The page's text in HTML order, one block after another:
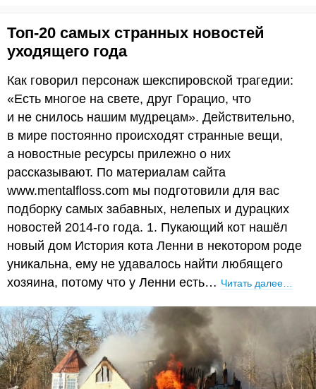
Топ-20 самых странных новостей
уходящего года
Как говорил персонаж шекспировской трагедии:
«Есть многое на свете, друг Горацио, что
и не снилось нашим мудрецам». Действительно,
в мире постоянно происходят странные вещи,
а новостные ресурсы прилежно о них
рассказывают. По материалам сайта
www.mentalfloss.com мы подготовили для вас
подборку самых забавных, нелепых и дурацких
новостей 2014-го года. 1. Пукающий кот нашёл
новый дом История кота Ленни в некотором роде
уникальна, ему не удавалось найти любящего
хозяина, потому что у Ленни есть… Читать далее…